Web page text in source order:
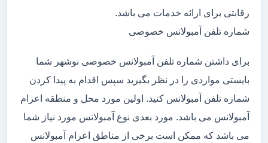
رقابتی برای ارائه خدمات می باشد.
شماره تلفن آمبولانس خصوصی
برای داشتن شماره تلفن آمبولانس خصوصی نوشهر شما
بایستی مواردی را در نظر بگیرید سپس اقدام به پیدا کردن
شماره تلفن آمبولانس کنید. اولین مورد محل و منطقه اعزام
آمبولانس می باشد. مورد بعدی نوع آمبولانس مورد نیاز شما
می باشد که ممکن است برخی از مناطق اعزام آمبولانس